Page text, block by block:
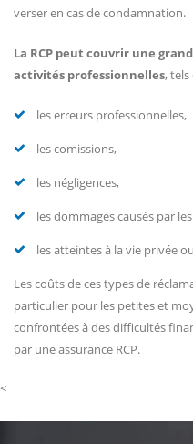
verser en cas de condamnation.
La RCP peut couvrir une
activités professionnelles, tels
les erreurs professionnelles,
les comissions,
les négligences,
les dommages causés par
les atteintes à la vie privée
Les coûts de ces types de
particulier pour les petites et
confrontées à des difficultés
par une assurance RCP.
<